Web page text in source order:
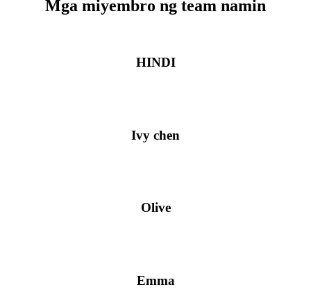
Mga miyembro ng team namin
HINDI
Ivy chen
Olive
Emma